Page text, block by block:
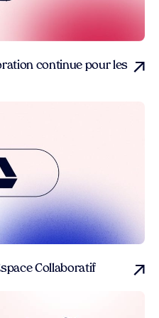
continue pour les
Collaboratif